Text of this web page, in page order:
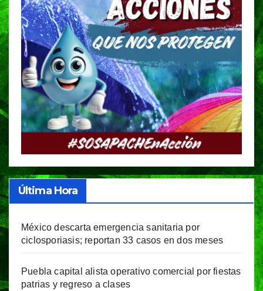
Última Hora
México descarta emergencia sanitaria por
ciclosporiasis; reportan 33 casos en dos meses
Puebla capital alista operativo comercial por fiestas
patrias y regreso a clases